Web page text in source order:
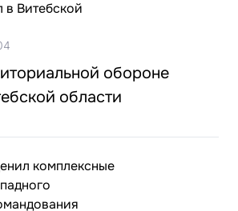
обороне
области